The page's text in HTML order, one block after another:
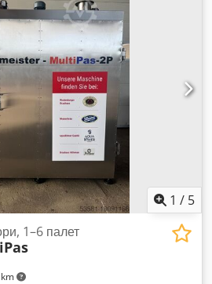
мм - Привід: ATB 0,18 кВт, див. фото
розміри: 3060/500/H930 мм
89 кг
1 / 5
1–6 палет